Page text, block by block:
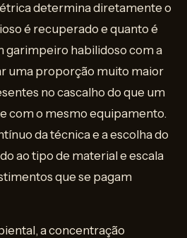
determina diretamente o
é recuperado e quanto é
garimpeiro habilidoso com a
uma proporção muito maior
no cascalho do que um
com o mesmo equipamento.
da técnica e a escolha do
ao tipo de material e escala
que se pagam
a concentração